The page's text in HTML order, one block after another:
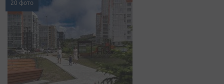
20 фото